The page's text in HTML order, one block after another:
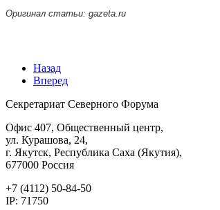
Оригинал статьи: gazeta.ru
Назад
Вперед
Секретариат Северного Форума
Офис 407, Общественный центр,
ул. Курашова, 24,
г. Якутск, Республика Саха (Якутия),
677000 Россия
+7 (4112) 50-84-50
IP: 71750